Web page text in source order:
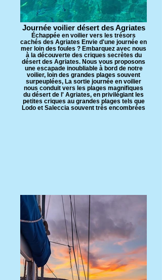
Journée voilier désert des Agriates
Échappée en voilier vers les trésors
cachés des Agriates Envie d'une journée en
mer loin des foules ? Embarquez avec nous
à la découverte des criques secrètes du
désert des Agriates. Nous vous proposons
une escapade inoubliable à bord de notre
voilier, loin des grandes plages souvent
surpeuplées, La sortie journée en voilier
nous conduit vers les plages magnifiques
du désert de l' Agriates, en privilégiant les
petites criques au grandes plages tels que
Lodo et Saleccia souvent très encombrées